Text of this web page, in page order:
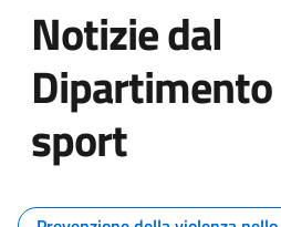
Notizie dal
sport